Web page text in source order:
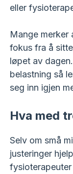
eller
Mange merker
fokus fra å
løpet av
belastning så
seg inn igjen
Hva med
Selv om små
justeringer